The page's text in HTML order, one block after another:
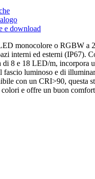
e download
monocolore o RGBW a
interni ed esterni (IP67).
di 8 e 18 LED/m, incorpora
fascio luminoso e di
con un CRI>90, questa
e offre un buon